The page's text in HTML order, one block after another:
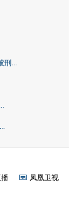
刑...
凤凰卫视